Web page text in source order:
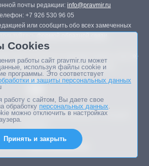
почты редакции: info@pravmir.ru
+7 926 530 96 05
или сообщить обо всех замеченных
сайта в печатных изданиях (книгах, прессе)
с письменного разрешения редакции.
портала может не совпадать с позицией
сайта -
Cookies
работы сайт pravmir.ru может
используя файлы cookie и
программы. Это соответствует
и защиты персональных данных
работу с сайтом, Вы даете свое
обработку персональных данных.
можно отключить в настройках
Принять и закрыть